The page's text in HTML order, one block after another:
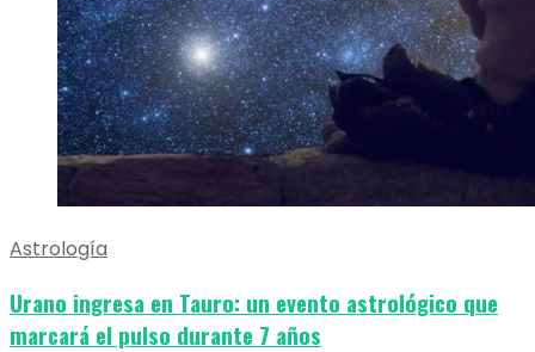
Astrología
Urano ingresa en Tauro: un evento astrológico que
marcará el pulso durante 7 años